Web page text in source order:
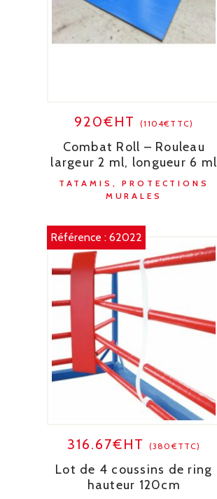
920€HT(1104€TTC)
Combat Roll – Rouleau
largeur 2 ml, longueur 6 ml
TATAMIS, PROTECTIONS
MURALES
Référence :62022
316.67€HT (380€TTC)
Lot de 4 coussins de ring
hauteur 120cm